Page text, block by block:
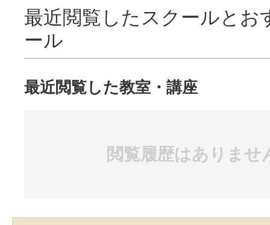
最近閲覧したスクールとお
ール
最近閲覧した教室・講座
閲覧履歴はありませ